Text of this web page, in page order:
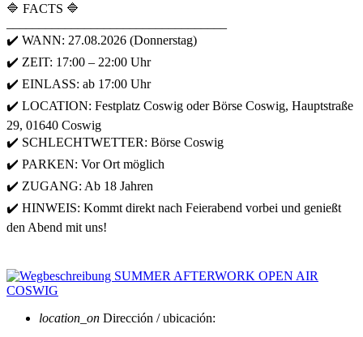
🔷 FACTS 🔷
✔️ WANN: 27.08.2026 (Donnerstag)
✔️ ZEIT: 17:00 – 22:00 Uhr
✔️ EINLASS: ab 17:00 Uhr
✔️ LOCATION: Festplatz Coswig oder Börse Coswig, Hauptstraße
29, 01640 Coswig
✔️ SCHLECHTWETTER: Börse Coswig
✔️ PARKEN: Vor Ort möglich
✔️ ZUGANG: Ab 18 Jahren
✔️ HINWEIS: Kommt direkt nach Feierabend vorbei und genießt
den Abend mit uns!
location_on Dirección / ubicación: